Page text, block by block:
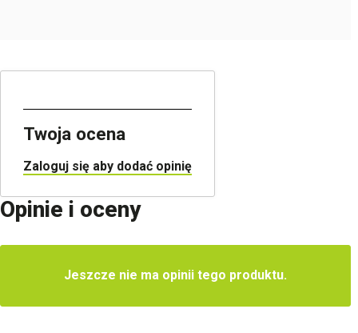
Twoja ocena
Zaloguj się aby dodać opinię
Opinie i oceny
Jeszcze nie ma opinii tego produktu.